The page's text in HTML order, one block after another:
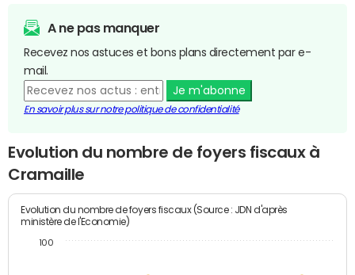
A ne pas manquer
Recevez nos astuces et bons plans directement par e-
mail.
Je m'abonne
En savoir plus sur notre politique de confidentialité
Evolution du nombre de foyers fiscaux à
Cramaille
Evolution du nombre de foyers fiscaux (Source : JDN d'après
ministère de l'Economie)
100